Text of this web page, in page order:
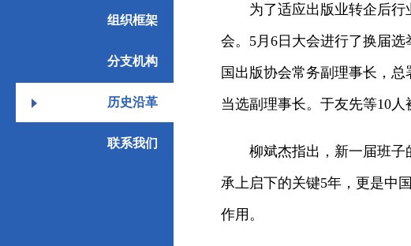
组织框架
分支机构
历史沿革
联系我们
为了适应出版业转企后
会。5月6日大会进行了换届
国出版协会常务副理事长，
当选副理事长。于友先等10
柳斌杰指出，新一届班子
承上启下的关键5年，更是中
作用。